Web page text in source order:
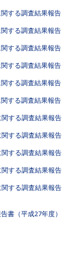
する調査結果報告
する調査結果報告
する調査結果報告
する調査結果報告
する調査結果報告
する調査結果報告
する調査結果報告
する調査結果報告
する調査結果報告
する調査結果報告
する調査結果報告
書（平成27年度）